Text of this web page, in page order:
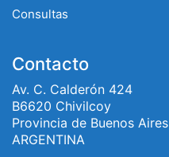
Consultas
Contacto
Av. C. Calderón 424
B6620 Chivilcoy
Provincia de Buenos Aires
ARGENTINA